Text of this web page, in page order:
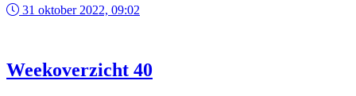
31 oktober 2022, 09:02
Weekoverzicht 40